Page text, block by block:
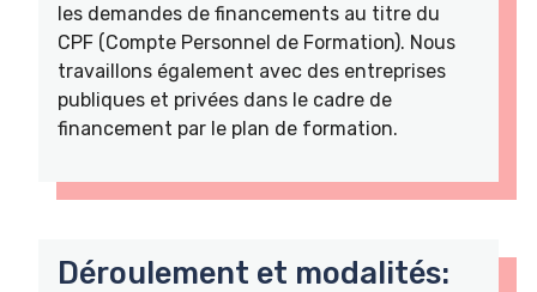
les demandes de financements au titre du
CPF (Compte Personnel de Formation). Nous
travaillons également avec des entreprises
publiques et privées dans le cadre de
financement par le plan de formation.
Déroulement et modalités: